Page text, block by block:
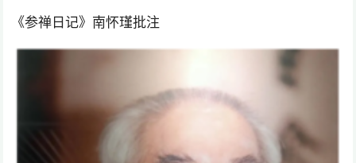
《参禅日记》南怀瑾批注